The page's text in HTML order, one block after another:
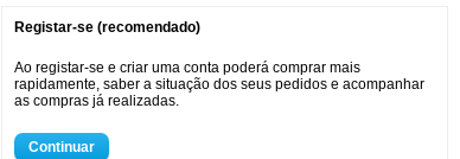
Registar-se (recomendado)
Ao registar-se e criar uma conta poderá comprar mais
rapidamente, saber a situação dos seus pedidos e acompanhar
as compras já realizadas.
Continuar